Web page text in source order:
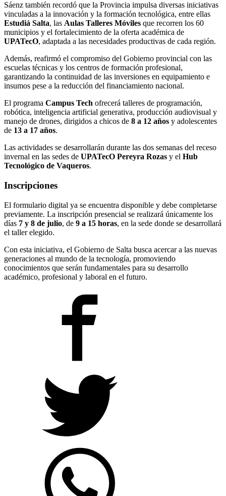
Sáenz también recordó que la Provincia impulsa diversas iniciativas
vinculadas a la innovación y la formación tecnológica, entre ellas
Estudiá Salta, las Aulas Talleres Móviles que recorren los 60
municipios y el fortalecimiento de la oferta académica de
UPATecO, adaptada a las necesidades productivas de cada región.
Además, reafirmó el compromiso del Gobierno provincial con las
escuelas técnicas y los centros de formación profesional,
garantizando la continuidad de las inversiones en equipamiento e
insumos pese a la reducción del financiamiento nacional.
El programa Campus Tech ofrecerá talleres de programación,
robótica, inteligencia artificial generativa, producción audiovisual y
manejo de drones, dirigidos a chicos de 8 a 12 años y adolescentes
de 13 a 17 años.
Las actividades se desarrollarán durante las dos semanas del receso
invernal en las sedes de UPATecO Pereyra Rozas y el Hub
Tecnológico de Vaqueros.
Inscripciones
El formulario digital ya se encuentra disponible y debe completarse
previamente. La inscripción presencial se realizará únicamente los
días 7 y 8 de julio, de 9 a 15 horas, en la sede donde se desarrollará
el taller elegido.
Con esta iniciativa, el Gobierno de Salta busca acercar a las nuevas
generaciones al mundo de la tecnología, promoviendo
conocimientos que serán fundamentales para su desarrollo
académico, profesional y laboral en el futuro.